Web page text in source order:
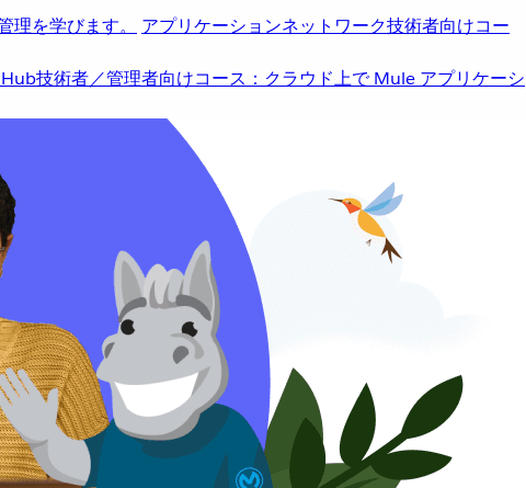
を学びます。 アプリケーションネットワーク技術者向けコー
技術者／管理者向けコース：クラウド上で Mule アプリケーシ